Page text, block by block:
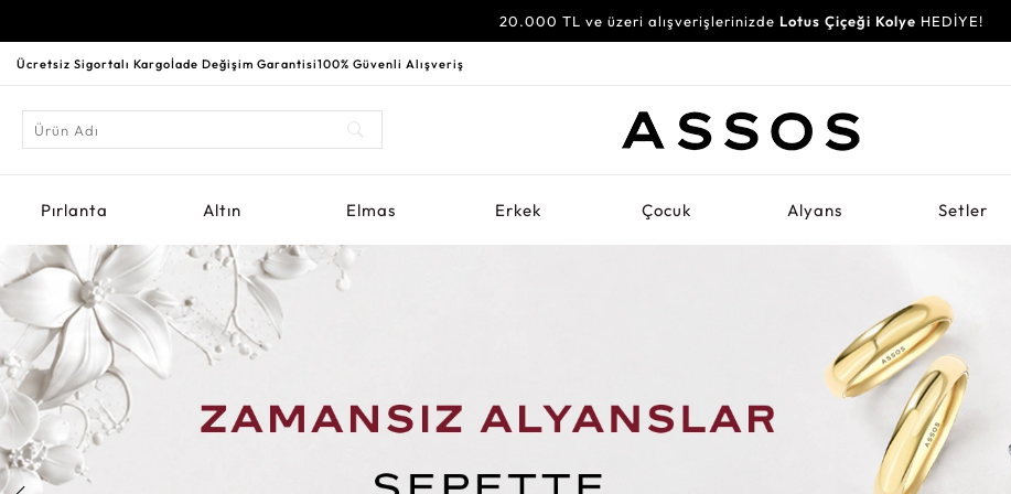
20.000 TL ve üzeri alışverişlerinizde Lotus Çiçeği Kolye HEDİYE!
30.000 TL ve üzeri alışverişlerinizdeSu Yolu BileklikHEDİYE!
Ücretsiz Sigortalı Kargoİade Değişim Garantisi100% Güvenli Alışveriş
Pırlanta Altın Elmas Erkek Çocuk Alyans Setler